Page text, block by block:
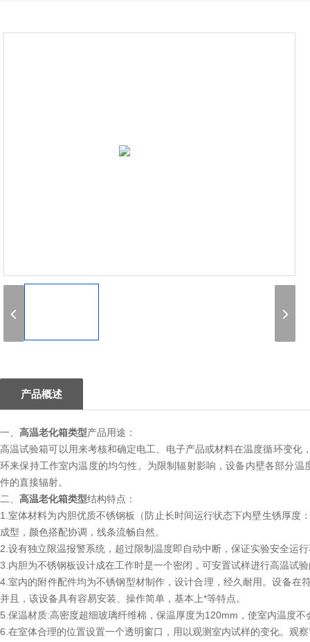
产品概述
一、 高温老化箱类型产品用途：
高温试验箱可以用来考核和确定电工、电子产品或材料在温度循环变
环来保持工作室内温度的均匀性。为限制辐射影响，设备内壁各部分
件的直接辐射。
二、 高温老化箱类型结构特点：
1.室体材料为内胆优质不锈钢板（防止长时间运行状态下内壁生锈厚
成型，颜色搭配协调，线条流畅自然。
2.设有独立限温报警系统，超过限制温度即自动中断，保证实验安全运
3.内胆为不锈钢板设计成在工作时是一个密闭，可安置试样进行高温试
4.室内的附件配件均为不锈钢型材制作，设计合理，经久耐用。设备
并且，该设备具有容易安装、操作简单，基本上*等特点。
5.保温材质:高密度超细玻璃纤维棉，保温厚度为120mm，使室内温度
6.在室体合理的位置设置一个透明窗口，用以观测室内试样的变化。观